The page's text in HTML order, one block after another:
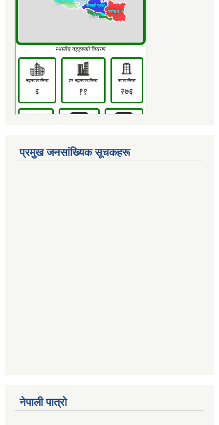
प्रमुख जनसांख्यिक सूचकहरू
नेपाली पात्रो